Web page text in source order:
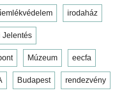
irodaház
Jelentés
Múzeum eecfa
Budapest rendezvény